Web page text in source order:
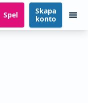
Spel
Skapa
konto